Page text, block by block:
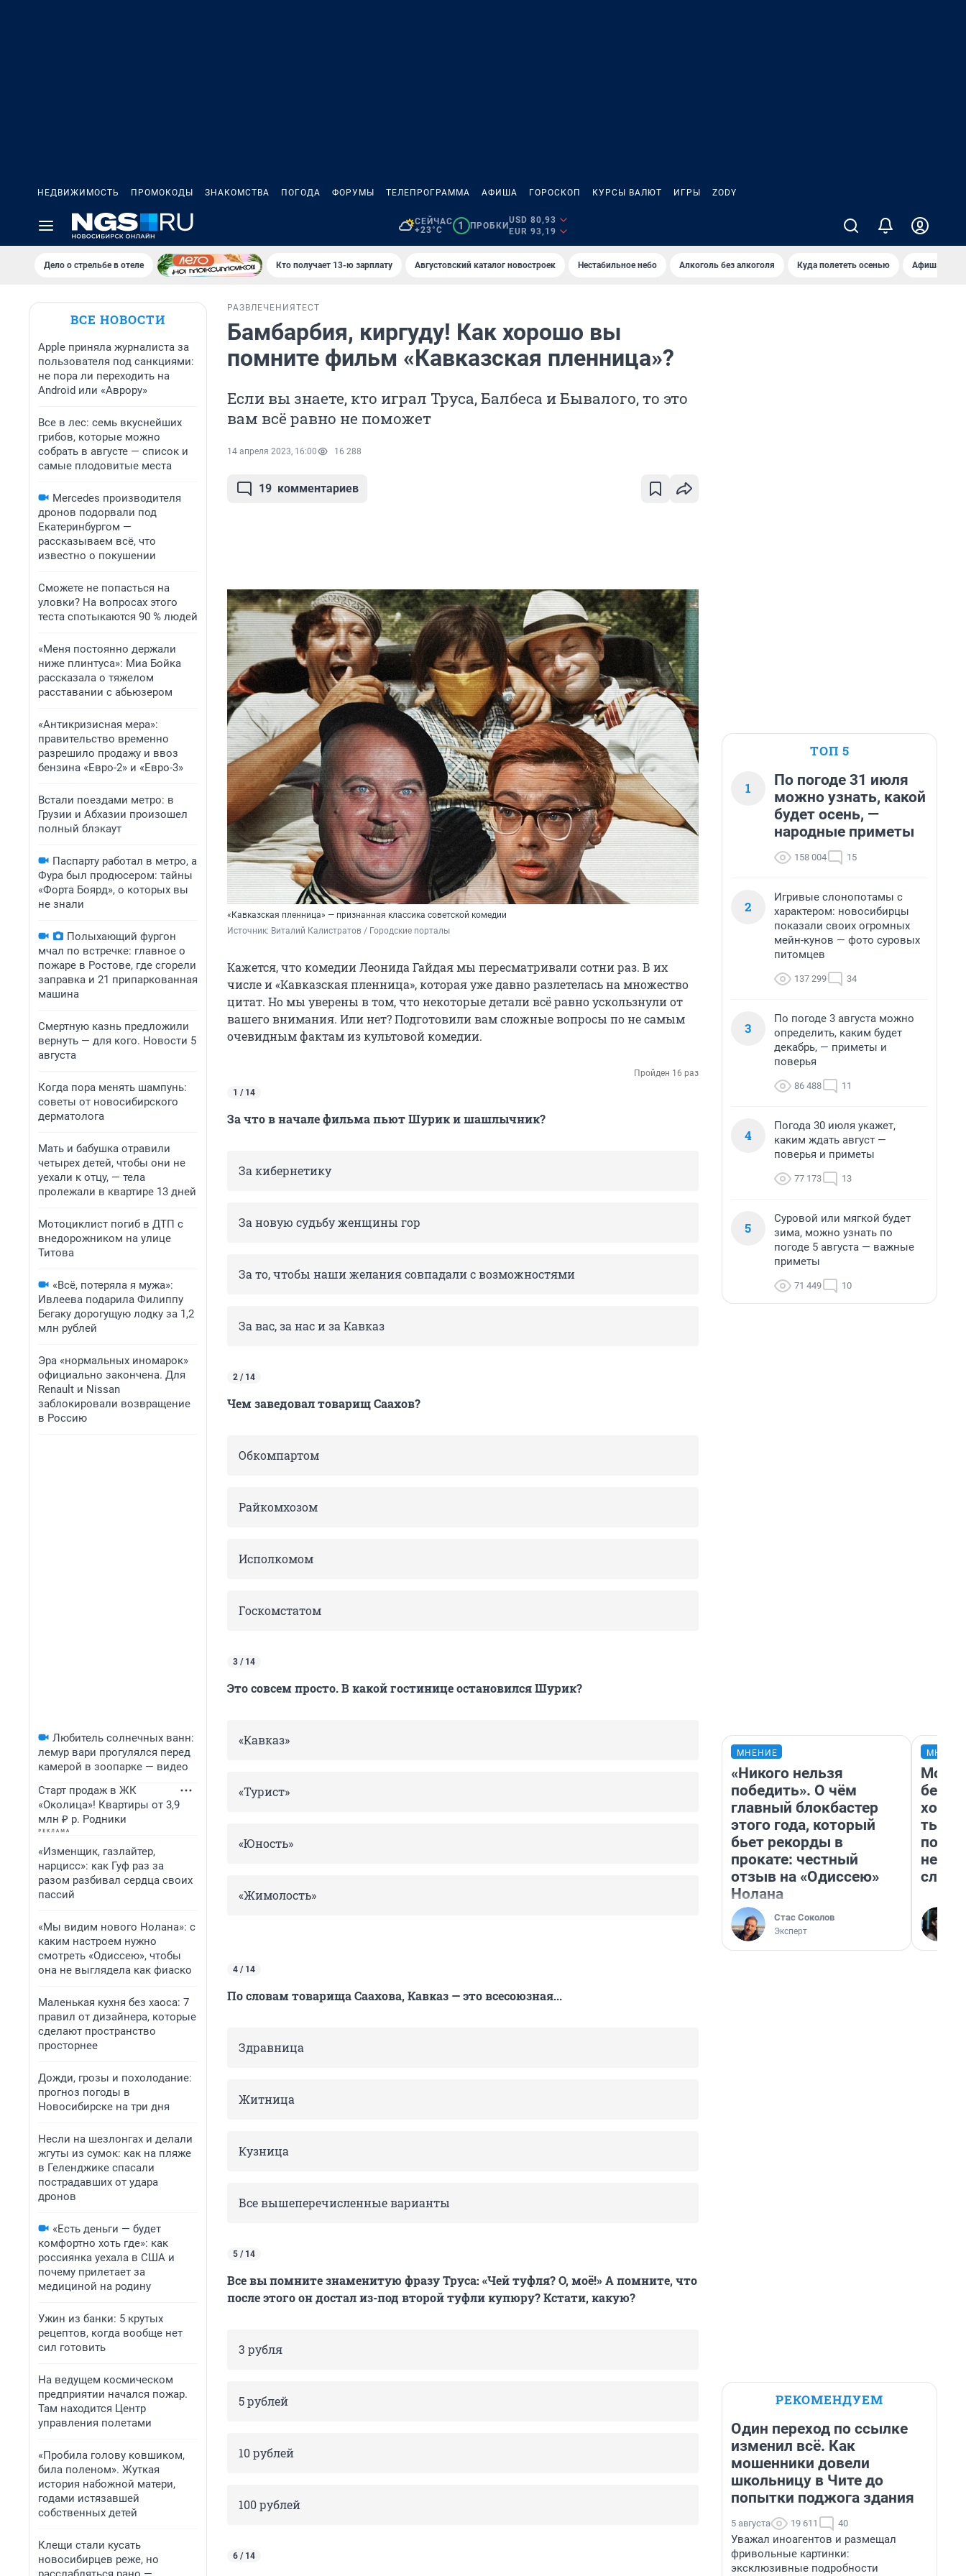
НЕДВИЖИМОСТЬ ПРОМОКОДЫ ЗНАКОМСТВА ПОГОДА ФОРУМЫ ТЕЛЕПРОГРАММА АФИША ГОРОСКОП КУРСЫ ВАЛЮТ ИГРЫ ZODY
СЕЙЧАС
+23°C
1 ПРОБКИ
USD 80,93
EUR 93,19
Дело о стрельбе в отеле Кто получает 13-ю зарплату Августовский каталог новостроек Нестабильное небо Алкоголь без алкоголя Куда полететь осенью Афиша на
ВСЕ НОВОСТИ
Apple приняла журналиста за
пользователя под санкциями:
не пора ли переходить на
Android или «Аврору»
Все в лес: семь вкуснейших
грибов, которые можно
собрать в августе — список и
самые плодовитые места
Mercedes производителя
дронов подорвали под
Екатеринбургом —
рассказываем всё, что
известно о покушении
Сможете не попасться на
уловки? На вопросах этого
теста спотыкаются 90 % людей
«Меня постоянно держали
ниже плинтуса»: Миа Бойка
рассказала о тяжелом
расставании с абьюзером
«Антикризисная мера»:
правительство временно
разрешило продажу и ввоз
бензина «Евро-2» и «Евро-3»
Встали поездами метро: в
Грузии и Абхазии произошел
полный блэкаут
Паспарту работал в метро, а
Фура был продюсером: тайны
«Форта Боярд», о которых вы
не знали
Полыхающий фургон
мчал по встречке: главное о
пожаре в Ростове, где сгорели
заправка и 21 припаркованная
машина
Смертную казнь предложили
вернуть — для кого. Новости 5
августа
Когда пора менять шампунь:
советы от новосибирского
дерматолога
Мать и бабушка отравили
четырех детей, чтобы они не
уехали к отцу, — тела
пролежали в квартире 13 дней
Мотоциклист погиб в ДТП с
внедорожником на улице
Титова
«Всё, потеряла я мужа»:
Ивлеева подарила Филиппу
Бегаку дорогущую лодку за 1,2
млн рублей
Эра «нормальных иномарок»
официально закончена. Для
Renault и Nissan
заблокировали возвращение
в Россию
Любитель солнечных ванн:
лемур вари прогулялся перед
камерой в зоопарке — видео
Старт продаж в ЖК
«Околица»! Квартиры от 3,9
млн ₽ р. Родники
«Изменщик, газлайтер,
нарцисс»: как Гуф раз за
разом разбивал сердца своих
пассий
«Мы видим нового Нолана»: с
каким настроем нужно
смотреть «Одиссею», чтобы
она не выглядела как фиаско
Маленькая кухня без хаоса: 7
правил от дизайнера, которые
сделают пространство
просторнее
Дожди, грозы и похолодание:
прогноз погоды в
Новосибирске на три дня
Несли на шезлонгах и делали
жгуты из сумок: как на пляже
в Геленджике спасали
пострадавших от удара
дронов
«Есть деньги — будет
комфортно хоть где»: как
россиянка уехала в США и
почему прилетает за
медициной на родину
Ужин из банки: 5 крутых
рецептов, когда вообще нет
сил готовить
На ведущем космическом
предприятии начался пожар.
Там находится Центр
управления полетами
«Пробила голову ковшиком,
била поленом». Жуткая
история набожной матери,
годами истязавшей
собственных детей
Клещи стали кусать
новосибирцев реже, но
РАЗВЛЕЧЕНИЯ ТЕСТ
Бамбарбия, киргуду! Как хорошо вы
помните фильм «Кавказская пленница»?
Если вы знаете, кто играл Труса, Балбеса и Бывалого, то это
вам всё равно не поможет
14 апреля 2023, 16:00 16 288
19 комментариев
«Кавказская пленница» — признанная классика советской комедии
Источник: Виталий Калистратов / Городские порталы
Кажется, что комедии Леонида Гайдая мы пересматривали сотни раз. В их
числе и «Кавказская пленница», которая уже давно разлетелась на множество
цитат. Но мы уверены в том, что некоторые детали всё равно ускользнули от
вашего внимания. Или нет? Подготовили вам сложные вопросы по не самым
очевидным фактам из культовой комедии.
Пройден 16 раз
1 / 14
За что в начале фильма пьют Шурик и шашлычник?
За кибернетику
За новую судьбу женщины гор
За то, чтобы наши желания совпадали с возможностями
За вас, за нас и за Кавказ
2 / 14
Чем заведовал товарищ Саахов?
Обкомпартом
Райкомхозом
Исполкомом
Госкомстатом
3 / 14
Это совсем просто. В какой гостинице остановился Шурик?
«Кавказ»
«Турист»
«Юность»
«Жимолость»
4 / 14
По словам товарища Саахова, Кавказ — это всесоюзная...
Здравница
Житница
Кузница
Все вышеперечисленные варианты
5 / 14
Все вы помните знаменитую фразу Труса: «Чей туфля? О, моё!» А помните, что
после этого он достал из-под второй туфли купюру? Кстати, какую?
3 рубля
5 рублей
10 рублей
100 рублей
6 / 14
ТОП 5
1
По погоде 31 июля
можно узнать, какой
будет осень, —
народные приметы
158 004 15
2
Игривые слонопотамы с
характером: новосибирцы
показали своих огромных
мейн-кунов — фото суровых
питомцев
137 299 34
3
По погоде 3 августа можно
определить, каким будет
декабрь, — приметы и
поверья
86 488 11
4
Погода 30 июля укажет,
каким ждать август —
поверья и приметы
77 173 13
5
Суровой или мягкой будет
зима, можно узнать по
погоде 5 августа — важные
приметы
71 449 10
МНЕНИЕ
«Никого нельзя
победить». О чём
главный блокбастер
этого года, который
бьет рекорды в
прокате: честный
отзыв на «Одиссею»
Нолана
Стас Соколов
Эксперт
Мой
ней
РЕКОМЕНДУЕМ
Один переход по ссылке
изменил всё. Как
мошенники довели
школьницу в Чите до
попытки поджога здания
5 августа 19 611 40
Уважал иноагентов и размещал
фривольные картинки:
эксклюзивные подробности